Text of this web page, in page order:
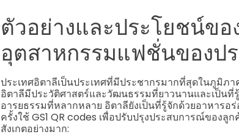
ตัวอย่างและประโยชน์ขอ
อุตสาหกรรมแฟชั่นของป
ประเทศอิตาลีเป็นประเทศที่มีประชากรมากที่สุดในภูมิภ
อิตาลีมีประวัติศาสตร์และวัฒนธรรมที่ยาวนานและเป็น
อารยธรรมที่หลากหลาย อิตาลียังเป็นที่รู้จักด้วยอาหารอ
ครั้งใช้ GS1 QR codes เพื่อปรับปรุงประสบการณ์ของลู
สังเกตอย่างมาก: